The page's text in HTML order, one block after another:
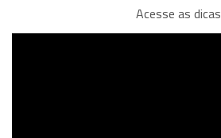
Acesse as dicas